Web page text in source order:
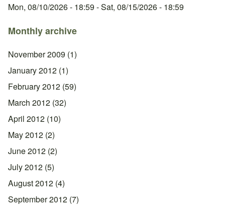
Mon, 08/10/2026 - 18:59 -Sat, 08/15/2026 - 18:59
Monthly archive
November 2009 (1)
January 2012 (1)
February 2012 (59)
March 2012 (32)
April 2012 (10)
May 2012 (2)
June 2012 (2)
July 2012 (5)
August 2012 (4)
September 2012 (7)